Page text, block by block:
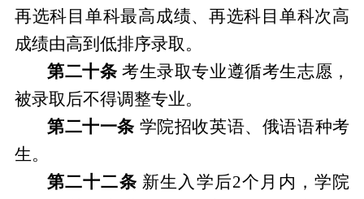
再选科目单科最高成绩、再选科目单科次高
成绩由高到低排序录取。
第二十条 考生录取专业遵循考生志愿，
被录取后不得调整专业。
第二十一条 学院招收英语、俄语语种考
生。
第二十二条 新生入学后2个月内 ，学院